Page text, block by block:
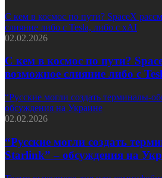
С кем в космос по пути? SpaceX
слияние либо с Tesla, либо с xAI
02.02.2026
С кем в космос по пути?
возможное слияние либо с
“Русские могли создать терминалы-
обсуждения на Украине
02.02.2026
“Русские могли создать
Starlink” – обсуждения на